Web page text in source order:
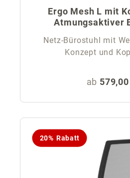
Ergo Mesh L mit
Atmungsaktiver
Netz-Bürostuhl mit
Konzept und
Regulärer
ab
20% Rabatt